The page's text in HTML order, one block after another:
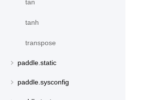
tan
tanh
transpose
paddle.static
paddle.sysconfig